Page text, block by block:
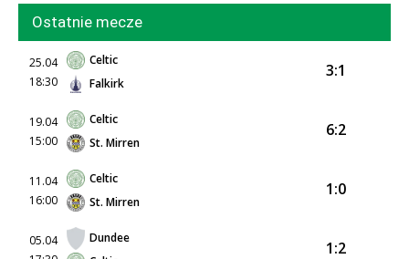
Ostatnie mecze
25.04
18:30
Celtic
Falkirk
3:1
19.04
15:00
Celtic
St. Mirren
6:2
11.04
16:00
Celtic
St. Mirren
1:0
05.04
Dundee
1:2